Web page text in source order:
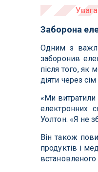
Заборона
Одним з
заборонив
після того,
діяти через
«Ми
електронних
Уолтон. «Я не
Він також
продуктів і